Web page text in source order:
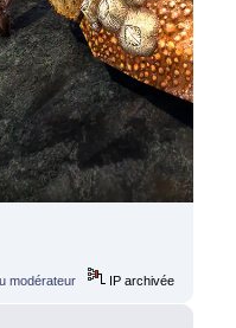
modérateur IP archivée